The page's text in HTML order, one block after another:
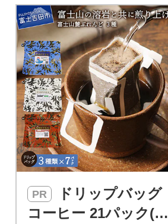
PR
コーヒー 21パック(各